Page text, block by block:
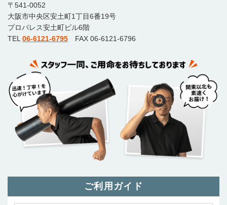
〒541-0052
大阪市中央区安土町1丁目6番19号
プロパレス安土町ビル6階
TEL 06-6121-6795 FAX 06-6121-6796
ご利用ガイド